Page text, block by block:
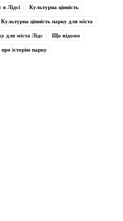
в Лідсі Культурна цінність
Культурна цінність парку для міста
для міста Лідс Що відомо
історію парку